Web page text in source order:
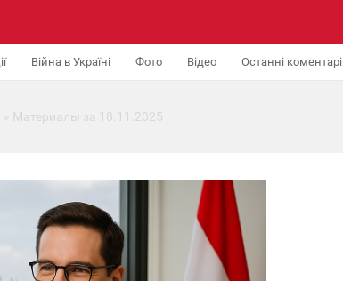
Війна в Україні Фото Відео Останні коментарі
» Материалы за 18.11.2025